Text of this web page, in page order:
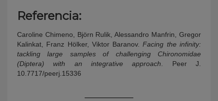
Referencia:
Caroline Chimeno, Björn Rulik, Alessandro Manfrin, Gregor
Kalinkat, Franz Hölker, Viktor Baranov.Facing the infinity:
tackling large samples of challenging Chironomidae
(Diptera) with an integrative approach . Peer J.
10.7717/peerj.15336